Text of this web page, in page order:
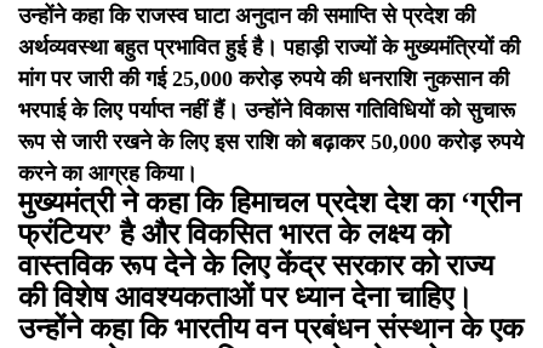
उन्होंने कहा कि राजस्व घाटा अनुदान की समाप्ति से प्रदेश की
अर्थव्यवस्था बहुत प्रभावित हुई है। पहाड़ी राज्यों के मुख्यमंत्रियों की
मांग पर जारी की गई 25,000 करोड़ रुपये की धनराशि नुकसान की
भरपाई के लिए पर्याप्त नहीं हैं। उन्होंने विकास गतिविधियों को सुचारू
रूप से जारी रखने के लिए इस राशि को बढ़ाकर 50,000 करोड़ रुपये
करने का आग्रह किया।
मुख्यमंत्री ने कहा कि हिमाचल प्रदेश देश का ‘ग्रीन
फ्रंटियर’ है और विकसित भारत के लक्ष्य को
वास्तविक रूप देने के लिए केंद्र सरकार को राज्य
की विशेष आवश्यकताओं पर ध्यान देना चाहिए।
उन्होंने कहा कि भारतीय वन प्रबंधन संस्थान के एक